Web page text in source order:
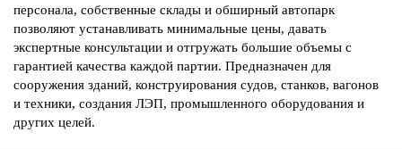
персонала, собственные склады и обширный автопарк
позволяют устанавливать минимальные цены, давать
экспертные консультации и отгружать большие объемы с
гарантией качества каждой партии. Предназначен для
сооружения зданий, конструирования судов, станков, вагонов
и техники, создания ЛЭП, промышленного оборудования и
других целей.